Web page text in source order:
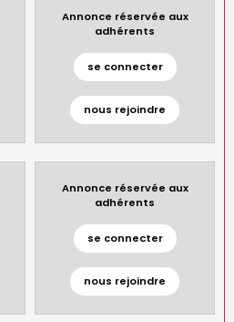
Annonce réservée aux
adhérents
se connecter
nous rejoindre
Annonce réservée aux
adhérents
se connecter
nous rejoindre